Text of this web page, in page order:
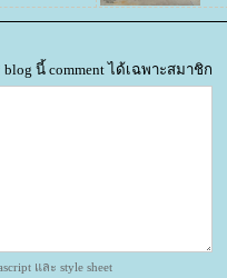
blog นี้ comment ได้เฉพาะสมาชิก
และ style sheet